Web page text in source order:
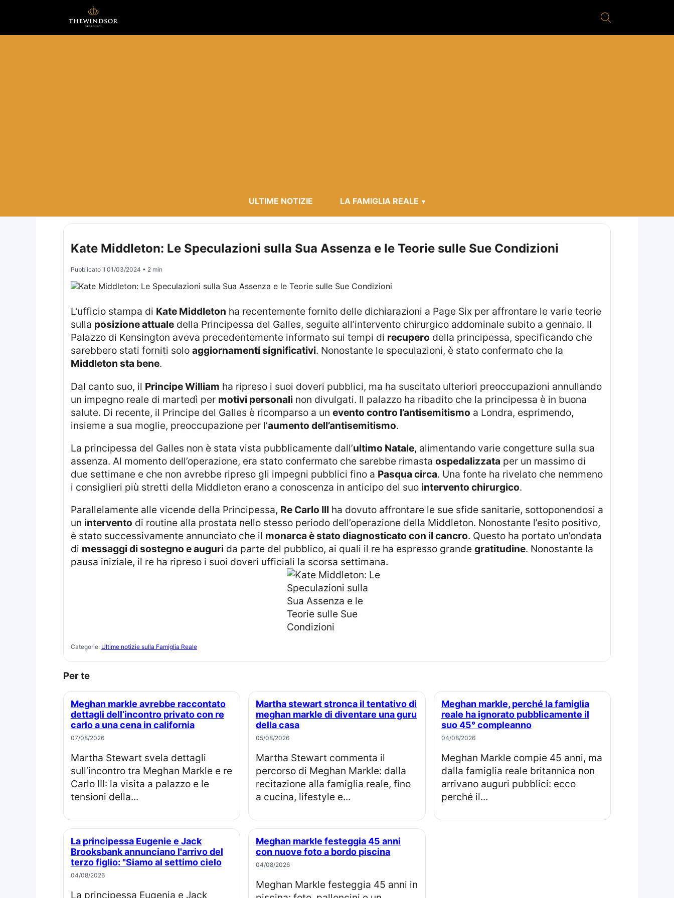
ULTIME NOTIZIE LA FAMIGLIA REALE
Kate Middleton: Le Speculazioni sulla Sua Assenza e le Teorie sulle Sue Condizioni
Pubblicato il 01/03/2024 • 2 min
L’ufficio stampa di Kate Middleton ha recentemente fornito delle dichiarazioni a Page Six per affrontare le varie teorie
sulla posizione attualedella Principessa del Galles, seguite all’intervento chirurgico addominale subito a gennaio. Il
Palazzo di Kensington aveva precedentemente informato sui tempi di recupero della principessa, specificando che
sarebbero stati forniti solo aggiornamenti significativi. Nonostante le speculazioni, è stato confermato che la
Middleton sta bene.
Dal canto suo, il Principe William ha ripreso i suoi doveri pubblici, ma ha suscitato ulteriori preoccupazioni annullando
un impegno reale di martedì per motivi personali non divulgati. Il palazzo ha ribadito che la principessa è in buona
salute. Di recente, il Principe del Galles è ricomparso a un evento contro l’antisemitismo a Londra, esprimendo,
insieme a sua moglie, preoccupazione per l’aumento dell’antisemitismo.
La principessa del Galles non è stata vista pubblicamente dall’ultimo Natale, alimentando varie congetture sulla sua
assenza. Al momento dell’operazione, era stato confermato che sarebbe rimasta ospedalizzata per un massimo di
due settimane e che non avrebbe ripreso gli impegni pubblici fino a Pasqua circa. Una fonte ha rivelato che nemmeno
i consiglieri più stretti della Middleton erano a conoscenza in anticipo del suo intervento chirurgico.
Parallelamente alle vicende della Principessa, Re Carlo IIIha dovuto affrontare le sue sfide sanitarie, sottoponendosi a
un intervento di routine alla prostata nello stesso periodo dell’operazione della Middleton. Nonostante l’esito positivo,
è stato successivamente annunciato che il monarca è stato diagnosticato con il cancro. Questo ha portato un’ondata
di messaggi di sostegno e auguri da parte del pubblico, ai quali il re ha espresso grande gratitudine. Nonostante la
pausa iniziale, il re ha ripreso i suoi doveri ufficiali la scorsa settimana.
Categorie: Ultime notizie sulla Famiglia Reale
Per te
Meghan markle avrebbe raccontato
dettagli dell’incontro privato con re
carlo a una cena in california
07/08/2026
Martha Stewart svela dettagli
sull’incontro tra Meghan Markle e re
Carlo III: la visita a palazzo e le
tensioni della...
Martha stewart stronca il tentativo di
meghan markle di diventare una guru
della casa
05/08/2026
Martha Stewart commenta il
percorso di Meghan Markle: dalla
recitazione alla famiglia reale, fino
a cucina, lifestyle e...
Meghan markle, perché la famiglia
reale ha ignorato pubblicamente il
suo 45° compleanno
04/08/2026
Meghan Markle compie 45 anni, ma
dalla famiglia reale britannica non
arrivano auguri pubblici: ecco
perché il...
La principessa Eugenie e Jack
Brooksbank annunciano l'arrivo del
terzo figlio: "Siamo al settimo cielo
04/08/2026
La principessa Eugenia e Jack
Meghan markle festeggia 45 anni
con nuove foto a bordo piscina
04/08/2026
Meghan Markle festeggia 45 anni in